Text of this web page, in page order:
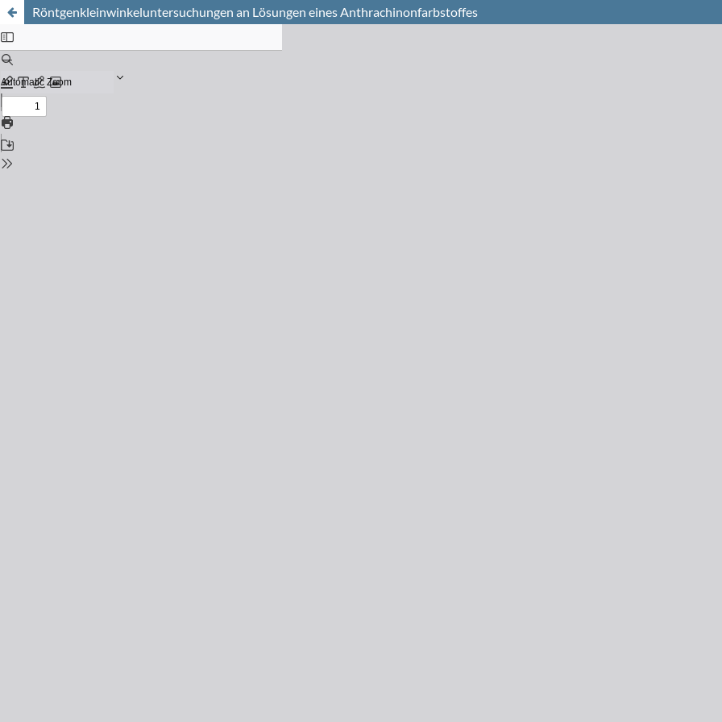
Röntgenkleinwinkeluntersuchungen an Lösungen eines Anthrachinonfarbstoffes